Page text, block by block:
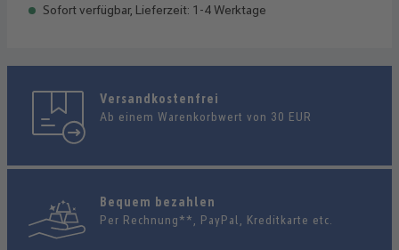
Sofort verfügbar, Lieferzeit: 1-4 Werktage
Versandkostenfrei
Ab einem Warenkorbwert von 30 EUR
Bequem bezahlen
Per Rechnung**, PayPal, Kreditkarte etc.